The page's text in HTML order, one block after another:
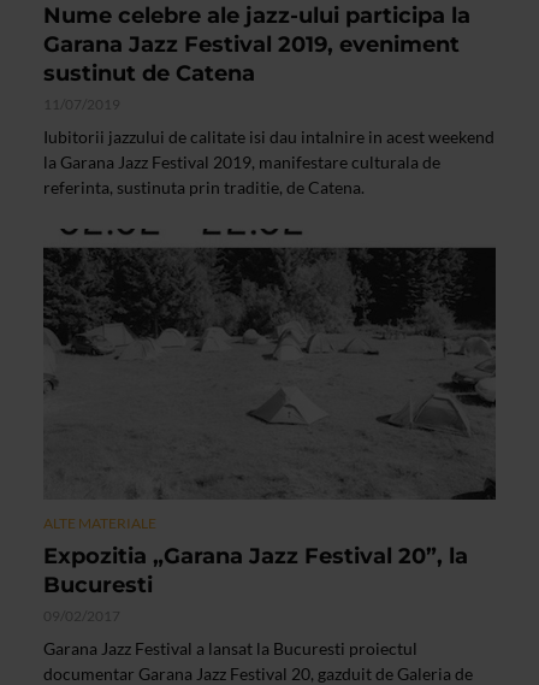
Nume celebre ale jazz-ului participa la
Garana Jazz Festival 2019, eveniment
sustinut de Catena
11/07/2019
Iubitorii jazzului de calitate isi dau intalnire in acest weekend
la Garana Jazz Festival 2019, manifestare culturala de
referinta, sustinuta prin traditie, de Catena.
ALTE MATERIALE
Expozitia „Garana Jazz Festival 20”, la
Bucuresti
09/02/2017
Garana Jazz Festival a lansat la Bucuresti proiectul
documentar Garana Jazz Festival 20, gazduit de Galeria de